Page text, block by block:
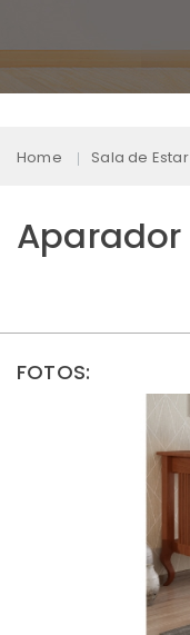
Home Sala de Estar
FOTOS: